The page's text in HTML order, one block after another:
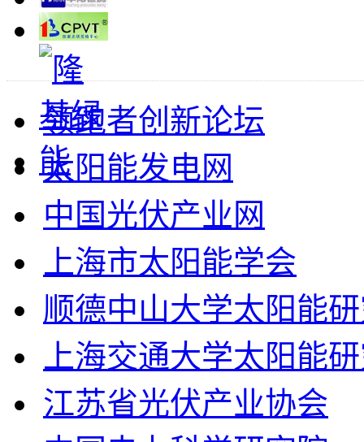
领跑者创新论坛
太阳能发电网
中国光伏产业网
上海市太阳能学会
顺德中山大学太阳能
上海交通大学太阳能
江苏省光伏产业协会